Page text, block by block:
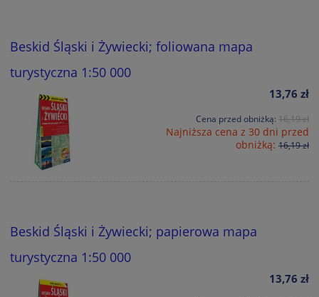
Beskid Śląski i Żywiecki; foliowana mapa
turystyczna 1:50 000
13,76 zł
Cena przed obniżką: 16,19 zł
Najniższa cena z 30 dni przed
obniżką: 16,19 zł
Beskid Śląski i Żywiecki; papierowa mapa
turystyczna 1:50 000
13,76 zł